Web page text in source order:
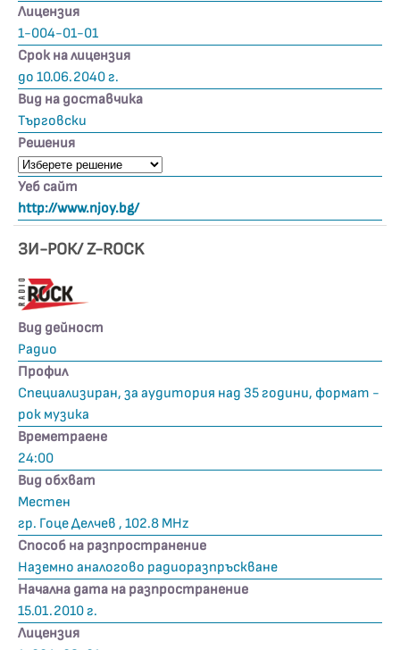
Лицензия
1-004-01-01
Срок на лицензия
до 10.06.2040 г.
Вид на доставчика
Търговски
Решения
Уеб сайт
http://www.njoy.bg/
ЗИ-РОК/ Z-ROCK
Вид дейност
Радио
Профил
Специализиран, за аудитория над 35 години, формат -
рок музика
Времетраене
24:00
Вид обхват
Местен
гр. Гоце Делчев , 102.8 MHz
Способ на разпространение
Наземно аналогово радиоразпръскване
Начална дата на разпространение
15.01.2010 г.
Лицензия